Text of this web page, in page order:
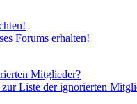
Forums erhalten!
Mitglieder?
Liste der ignorierten